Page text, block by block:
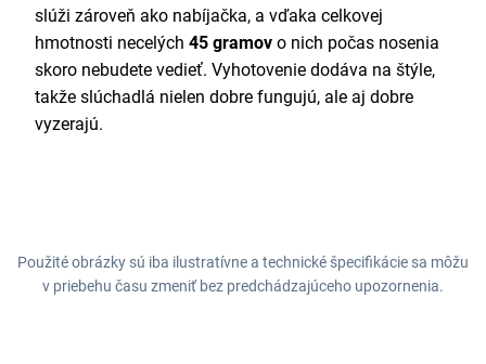
slúži zároveň ako nabíjačka, a vďaka celkovej
hmotnosti necelých 45 gramov o nich počas nosenia
skoro nebudete vedieť. Vyhotovenie dodáva na štýle,
takže slúchadlá nielen dobre fungujú, ale aj dobre
vyzerajú.
Použité obrázky sú iba ilustratívne a technické špecifikácie sa môžu
v priebehu času zmeniť bez predchádzajúceho upozornenia.